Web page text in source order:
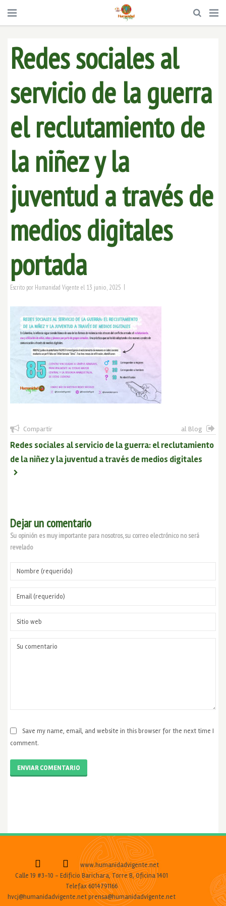
Redes sociales al
servicio de la guerra
el reclutamiento de
la niñez y la
juventud a través de
medios digitales
portada
Escrito por Humanidad Vigente el 13 junio, 2025 |
Compartir al Blog
Redes sociales al servicio de la guerra: el reclutamiento
de la niñez y la juventud a través de medios digitales
Dejar un comentario
Su opinión es muy importante para nosotros, su correo electrónico no será
revelado
Save my name, email, and website in this browser for the next time I
comment.
ENVIAR COMENTARIO
www.humanidadvigente.net
Calle 19 #3-10 - Edificio Barichara, Torre B, Oficina 1401
Telefax 6014791166
hvcj@humanidadvigente.net prensa@humanidadvigente.net